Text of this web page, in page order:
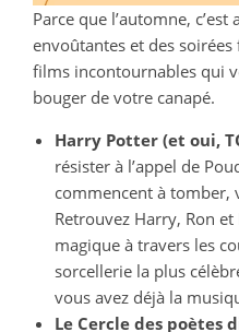
Parce que l’automne,
envoûtantes et des
films incontournables qui
bouger de votre canapé.
Harry Potter (et oui,
résister à l’appel de
commencent à tomber,
Retrouvez Harry, Ron
magique à travers les
sorcellerie la plus
vous avez déjà la
Le Cercle des poètes